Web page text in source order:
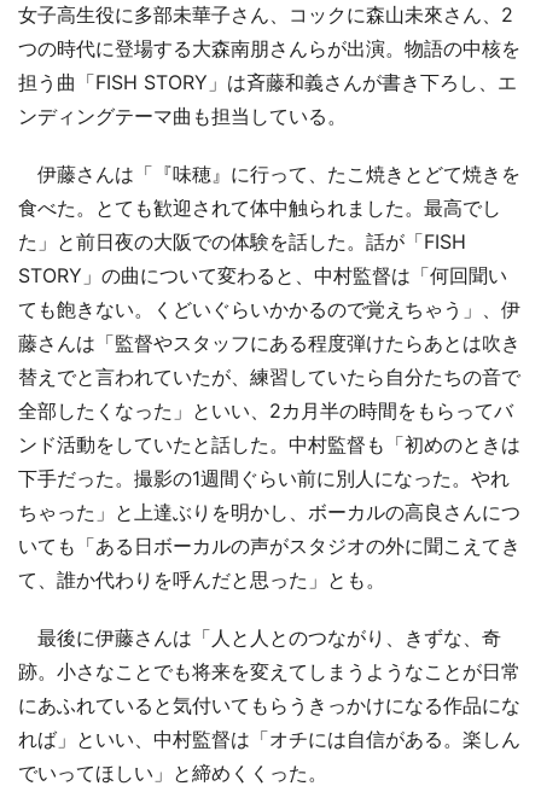
女子高生役に多部未華子さん、コックに森山未來さん、2
つの時代に登場する大森南朋さんらが出演。物語の中核を
担う曲「FISH STORY」は斉藤和義さんが書き下ろし、エ
ンディングテーマ曲も担当している。
伊藤さんは「『味穂』に行って、たこ焼きとどて焼きを
食べた。とても歓迎されて体中触られました。最高でし
た」と前日夜の大阪での体験を話した。話が「FISH
STORY」の曲について変わると、中村監督は「何回聞い
ても飽きない。くどいぐらいかかるので覚えちゃう」、伊
藤さんは「監督やスタッフにある程度弾けたらあとは吹き
替えでと言われていたが、練習していたら自分たちの音で
全部したくなった」といい、2カ月半の時間をもらってバ
ンド活動をしていたと話した。中村監督も「初めのときは
下手だった。撮影の1週間ぐらい前に別人になった。やれ
ちゃった」と上達ぶりを明かし、ボーカルの高良さんにつ
いても「ある日ボーカルの声がスタジオの外に聞こえてき
て、誰か代わりを呼んだと思った」とも。
最後に伊藤さんは「人と人とのつながり、きずな、奇
跡。小さなことでも将来を変えてしまうようなことが日常
にあふれていると気付いてもらうきっかけになる作品にな
れば」といい、中村監督は「オチには自信がある。楽しん
でいってほしい」と締めくくった。